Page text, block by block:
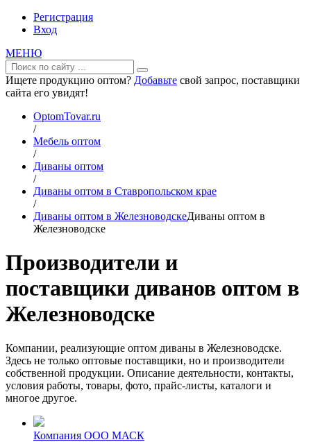
Регистрация
Вход
МЕНЮ
Ищете продукцию оптом? Добавьте свой запрос, поставщики
сайта его увидят!
OptomTovar.ru
/
Мебель оптом
/
Диваны оптом
/
Диваны оптом в Ставропольском крае
/
Диваны оптом в ЖелезноводскеДиваны оптом в
Железноводске
Производители и
поставщики диванов оптом в
Железноводске
Компании, реализующие оптом диваны в Железноводске.
Здесь не только оптовые поставщики, но и производители
собственной продукции. Описание деятельности, контакты,
условия работы, товары, фото, прайс-листы, каталоги и
многое другое.
Компания ООО МАСК